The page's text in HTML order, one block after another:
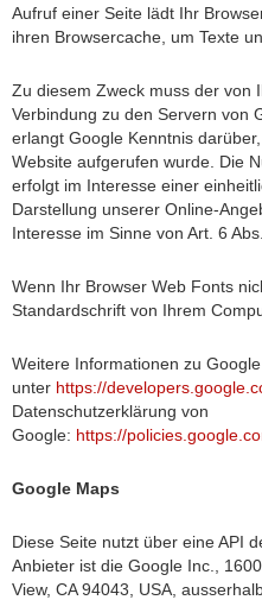
Aufruf einer Seite lädt Ihr
ihren Browsercache, um Texte
Zu diesem Zweck muss der von
Verbindung zu den Servern von
erlangt Google Kenntnis
Website aufgerufen wurde. Die
erfolgt im Interesse einer
Darstellung unserer Online-
Interesse im Sinne von Art. 6
Wenn Ihr Browser Web Fonts
Standardschrift von Ihrem
Weitere Informationen zu
unter https://
Datenschutzerklärung von
Google: https://
Google Maps
Diese Seite nutzt über eine API
Anbieter ist die Google Inc.,
View, CA 94043, USA,